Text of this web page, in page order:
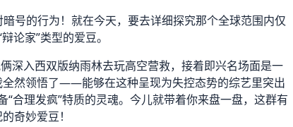
号的行为！就在今天，要去详细探究那个全球范围内仅
辩论家”类型的爱豆。
深入西双版纳雨林去玩高空营救，接着即兴名场面是一
全然领悟了——能够在这种呈现为失控态势的综艺里突出
“合理发疯”特质的灵魂。今儿就带着你来盘一盘，这群有
奇妙爱豆！